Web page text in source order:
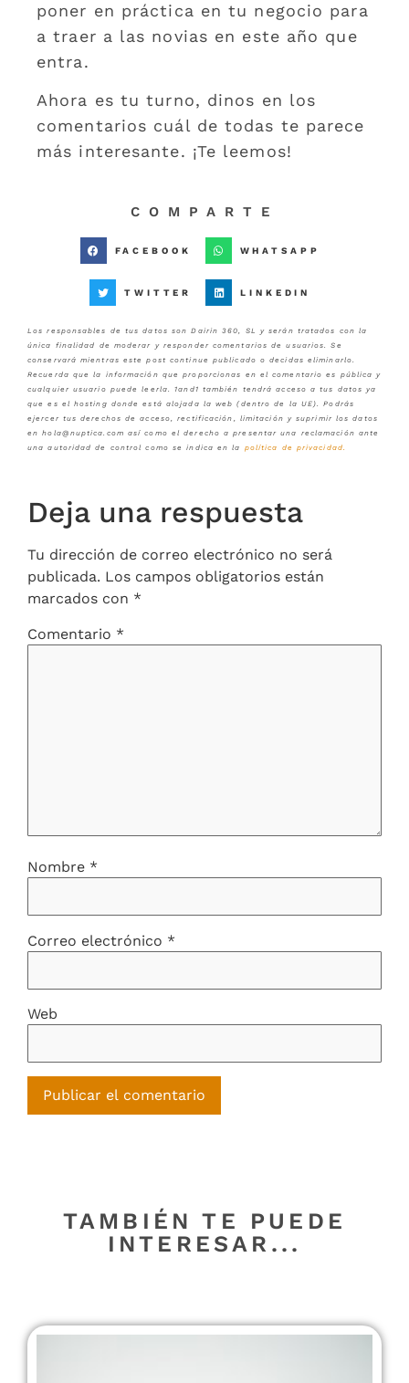
poner en práctica en tu negocio para
a traer a las novias en este año que
entra.
Ahora es tu turno, dinos en los
comentarios cuál de todas te parece
más interesante. ¡Te leemos!
COMPARTE
FACEBOOK WHATSAPP
TWITTER LINKEDIN
Los responsables de tus datos son Dairin 360, SL y serán tratados con la
única finalidad de moderar y responder comentarios de usuarios. Se
conservará mientras este post continue publicado o decidas eliminarlo.
Recuerda que la información que proporcionas en el comentario es pública y
cualquier usuario puede leerla. 1and1 también tendrá acceso a tus datos ya
que es el hosting donde está alojada la web (dentro de la UE). Podrás
ejercer tus derechos de acceso, rectificación, limitación y suprimir los datos
en hola@nuptica.com así como el derecho a presentar una reclamación ante
una autoridad de control como se indica en la política de privacidad.
Deja una respuesta
Tu dirección de correo electrónico no será
publicada. Los campos obligatorios están
marcados con *
Comentario *
Nombre *
Correo electrónico *
Web
TAMBIÉN TE PUEDE
INTERESAR...